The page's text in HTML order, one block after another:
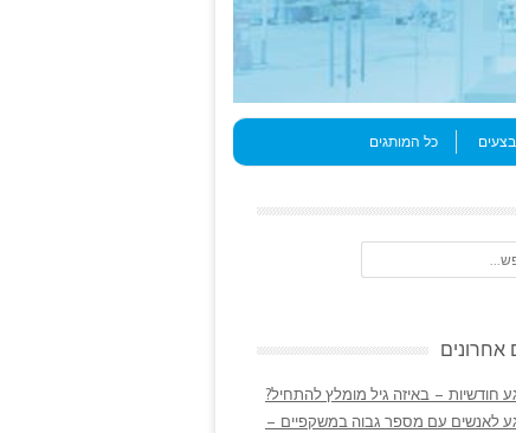
כל המותגים
אחרונים
חודשיות – באיזה גיל מומלץ להתחיל?
לאנשים עם מספר גבוה במשקפיים –